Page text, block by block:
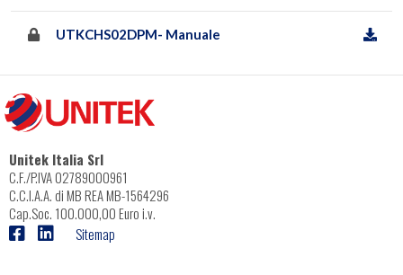
UTKCHS02DPM- Manuale
Unitek Italia Srl
C.F./P.IVA 02789000961
C.C.I.A.A. di MB REA MB-1564296
Cap.Soc. 100.000,00 Euro i.v.
Sitemap